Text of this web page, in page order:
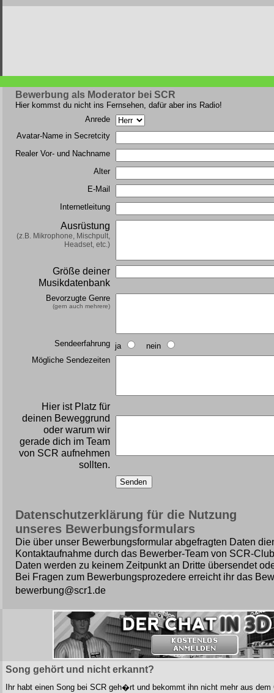
Bewerbung als Moderator bei SCR
Hier kommst du nicht ins Fernsehen, dafür aber ins Radio!
Anrede
Avatar-Name in Secretcity
Realer Vor- und Nachname
Alter
E-Mail
Internetleitung
Ausrüstung
(z.B. Mikrophone, Mischpult,
Headset, etc.)
Größe deiner
Musikdatenbank
Bevorzugte Genre
(gern auch mehrere)
Sendeerfahrung ja
nein
Mögliche Sendezeiten
Hier ist Platz für
deinen Beweggrund
oder warum wir
gerade dich im Team
von SCR aufnehmen
sollten.
Datenschutzerklärung für die Nutzung
unseres Bewerbungsformulars
Die über unser Bewerbungsformular abgefragten Daten
Kontaktaufnahme durch das Bewerber-Team von SCR-
Daten werden zu keinem Zeitpunkt an Dritte übersendet
Bei Fragen zum Bewerbungsprozedere erreicht ihr das
bewerbung@scr1.de
Song gehört und nicht erkannt?
Ihr habt einen Song bei SCR geh�rt und bekommt ihn nicht mehr aus